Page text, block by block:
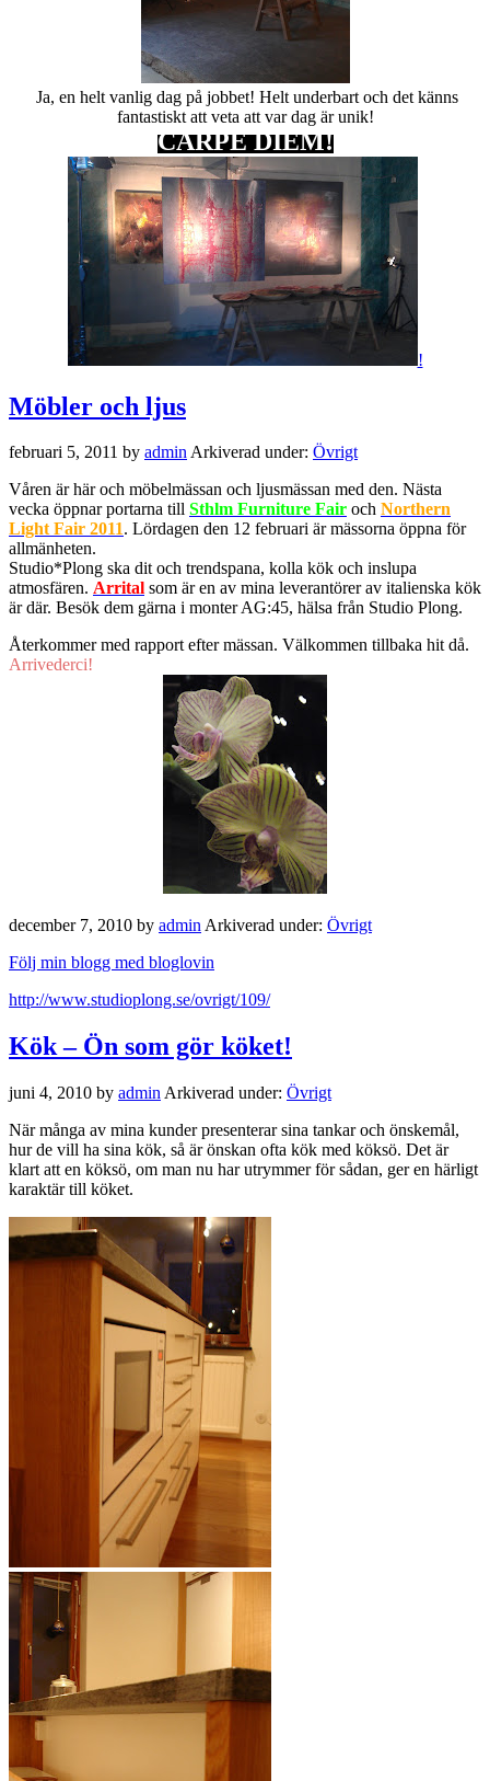
Ja, en helt vanlig dag på jobbet! Helt underbart och det känns
fantastiskt att veta att var dag är unik!
CARPE DIEM!
!
Möbler och ljus
februari 5, 2011 by adminArkiverad under: Övrigt
Våren är här och möbelmässan och ljusmässan med den. Nästa
vecka öppnar portarna till Sthlm Furniture Fair och Northern
Light Fair 2011. Lördagen den 12 februari är mässorna öppna för
allmänheten.
Studio*Plong ska dit och trendspana, kolla kök och inslupa
atmosfären. Arrital som är en av mina leverantörer av italienska kök
är där. Besök dem gärna i monter AG:45, hälsa från Studio Plong.
Återkommer med rapport efter mässan. Välkommen tillbaka hit då.
Arrivederci!
december 7, 2010 by adminArkiverad under: Övrigt
Följ min blogg med bloglovin
http://www.studioplong.se/ovrigt/109/
Kök – Ön som gör köket!
juni 4, 2010 by admin Arkiverad under: Övrigt
När många av mina kunder presenterar sina tankar och önskemål,
hur de vill ha sina kök, så är önskan ofta kök med köksö. Det är
klart att en köksö, om man nu har utrymmer för sådan, ger en härligt
karaktär till köket.